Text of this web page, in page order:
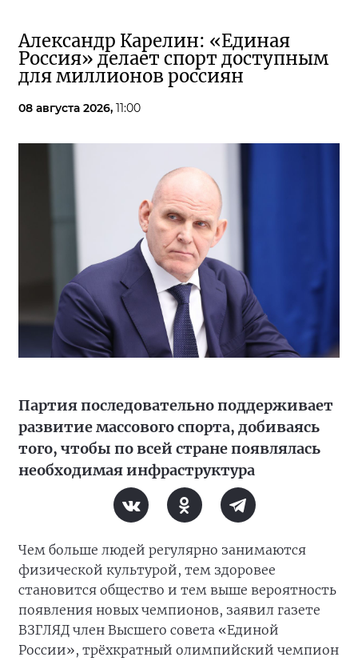
Александр Карелин: «Единая
Россия» делает спорт доступным
для миллионов россиян
08 августа 2026, 11:00
Партия последовательно поддерживает
развитие массового спорта, добиваясь
того, чтобы по всей стране появлялась
необходимая инфраструктура
Чем больше людей регулярно занимаются
физической культурой, тем здоровее
становится общество и тем выше вероятность
появления новых чемпионов, заявил газете
ВЗГЛЯД член Высшего совета «Единой
России», трёхкратный олимпийский чемпион